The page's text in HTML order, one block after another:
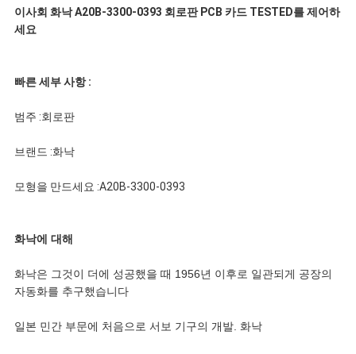
락
뉴
스
든
케
이사회 화낙 A20B-3300-0393 회로판 PCB 카드 TESTED를 제어하
세요
빠른 세부 사항 :
범주 :회로판
브랜드 :화낙
모형을 만드세요 :A20B-3300-0393
화낙에 대해
화낙은 그것이 더에 성공했을 때 1956년 이후로 일관되게 공장의
자동화를 추구했습니다
일본 민간 부문에 처음으로 서보 기구의 개발. 화낙